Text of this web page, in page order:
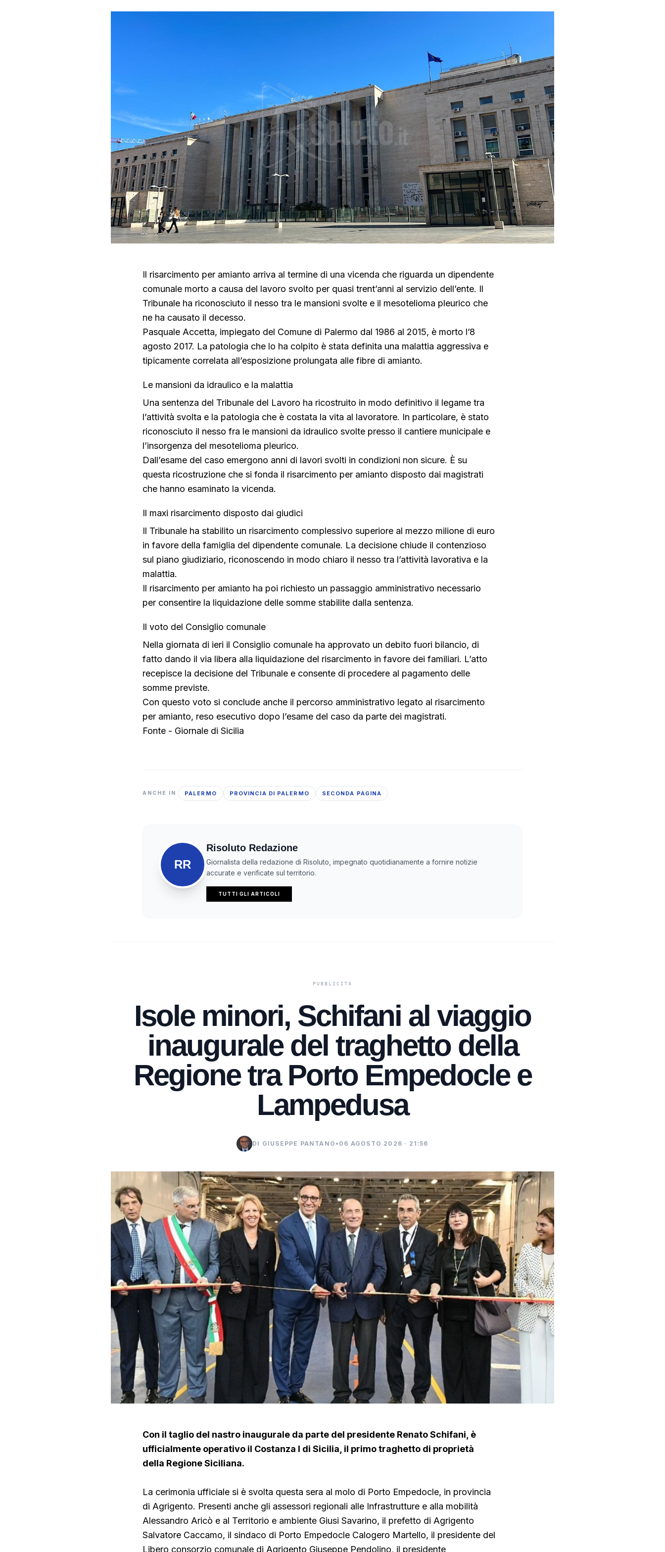
Il risarcimento per amianto arriva al termine di una vicenda che riguarda un dipendente
comunale morto a causa del lavoro svolto per quasi trent’anni al servizio dell’ente. Il
Tribunale ha riconosciuto il nesso tra le mansioni svolte e il mesotelioma pleurico che
ne ha causato il decesso.
Pasquale Accetta, impiegato del Comune di Palermo dal 1986 al 2015, è morto l’8
agosto 2017. La patologia che lo ha colpito è stata definita una malattia aggressiva e
tipicamente correlata all’esposizione prolungata alle fibre di amianto.
Le mansioni da idraulico e la malattia
Una sentenza del Tribunale del Lavoro ha ricostruito in modo definitivo il legame tra
l’attività svolta e la patologia che è costata la vita al lavoratore. In particolare, è stato
riconosciuto il nesso fra le mansioni da idraulico svolte presso il cantiere municipale e
l’insorgenza del mesotelioma pleurico.
Dall’esame del caso emergono anni di lavori svolti in condizioni non sicure. È su
questa ricostruzione che si fonda il risarcimento per amianto disposto dai magistrati
che hanno esaminato la vicenda.
Il maxi risarcimento disposto dai giudici
Il Tribunale ha stabilito un risarcimento complessivo superiore al mezzo milione di euro
in favore della famiglia del dipendente comunale. La decisione chiude il contenzioso
sul piano giudiziario, riconoscendo in modo chiaro il nesso tra l’attività lavorativa e la
malattia.
Il risarcimento per amianto ha poi richiesto un passaggio amministrativo necessario
per consentire la liquidazione delle somme stabilite dalla sentenza.
Il voto del Consiglio comunale
Nella giornata di ieri il Consiglio comunale ha approvato un debito fuori bilancio, di
fatto dando il via libera alla liquidazione del risarcimento in favore dei familiari. L’atto
recepisce la decisione del Tribunale e consente di procedere al pagamento delle
somme previste.
Con questo voto si conclude anche il percorso amministrativo legato al risarcimento
per amianto, reso esecutivo dopo l’esame del caso da parte dei magistrati.
Fonte - Giornale di Sicilia
ANCHE IN PALERMO PROVINCIA DI PALERMO SECONDA PAGINA
RR
Risoluto Redazione
Giornalista della redazione di Risoluto, impegnato quotidianamente a fornire notizie
accurate e verificate sul territorio.
TUTTI GLI ARTICOLI
Isole minori, Schifani al viaggio
inaugurale del traghetto della
Regione tra Porto Empedocle e
Lampedusa
DI GIUSEPPE PANTANO • 06 AGOSTO 2026 · 21:56
Con il taglio del nastro inaugurale da parte del presidente Renato Schifani, è
ufficialmente operativo il Costanza I di Sicilia, il primo traghetto di proprietà
della Regione Siciliana.
La cerimonia ufficiale si è svolta questa sera al molo di Porto Empedocle, in provincia
di Agrigento. Presenti anche gli assessori regionali alle Infrastrutture e alla mobilità
Alessandro Aricò e al Territorio e ambiente Giusi Savarino, il prefetto di Agrigento
Salvatore Caccamo, il sindaco di Porto Empedocle Calogero Martello, il presidente del
Libero consorzio comunale di Agrigento Giuseppe Pendolino, il presidente